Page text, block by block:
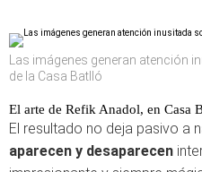
Las imágenes generan atención
de la Casa Batlló
El arte de Refik Anadol, en Casa
El resultado no deja pasivo a
aparecen y desaparecen